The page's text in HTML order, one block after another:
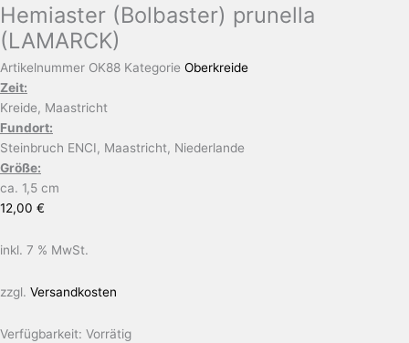
Hemiaster (Bolbaster) prunella
(LAMARCK)
Artikelnummer OK88 Kategorie Oberkreide
Zeit:
Kreide, Maastricht
Fundort:
Steinbruch ENCI, Maastricht, Niederlande
Größe:
ca. 1,5 cm
12,00 €
inkl. 7 % MwSt.
zzgl. Versandkosten
Verfügbarkeit: Vorrätig